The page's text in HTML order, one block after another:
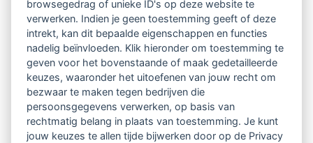
nieuws op het vlak van professioneel
begeleiden
informatie over LVSC-activiteiten
Aanmelden nieuwsbrief
browsegedrag of unieke ID's op deze website te
verwerken. Indien je geen toestemming geeft of deze
intrekt, kan dit bepaalde eigenschappen en functies
nadelig beïnvloeden. Klik hieronder om toestemming te
geven voor het bovenstaande of maak gedetailleerde
keuzes, waaronder het uitoefenen van jouw recht om
bezwaar te maken tegen bedrijven die
persoonsgegevens verwerken, op basis van
rechtmatig belang in plaats van toestemming. Je kunt
jouw keuzes te allen tijde bijwerken door op de Privacy